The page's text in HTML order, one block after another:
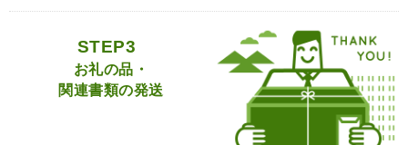
STEP3
お礼の品・
関連書類の発送